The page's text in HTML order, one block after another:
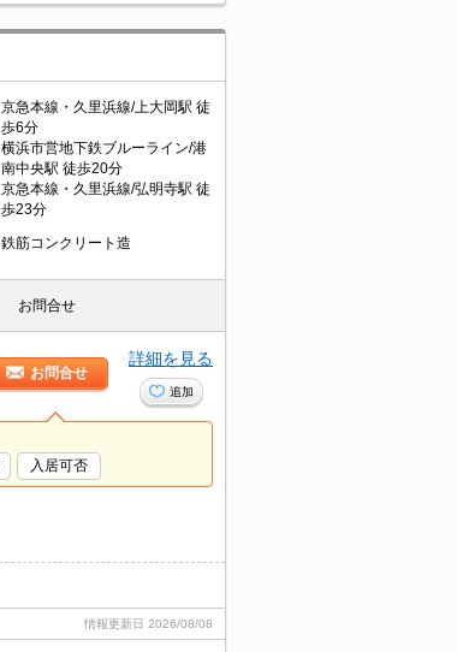
京急本線・久里浜線/上大岡駅 徒
歩6分
横浜市営地下鉄ブルーライン/港
南中央駅 徒歩20分
京急本線・久里浜線/弘明寺駅 徒
歩23分
鉄筋コンクリート造
お問合せ
お問合せ
詳細を見る
追加
入居可否
情報更新日 2026/08/08